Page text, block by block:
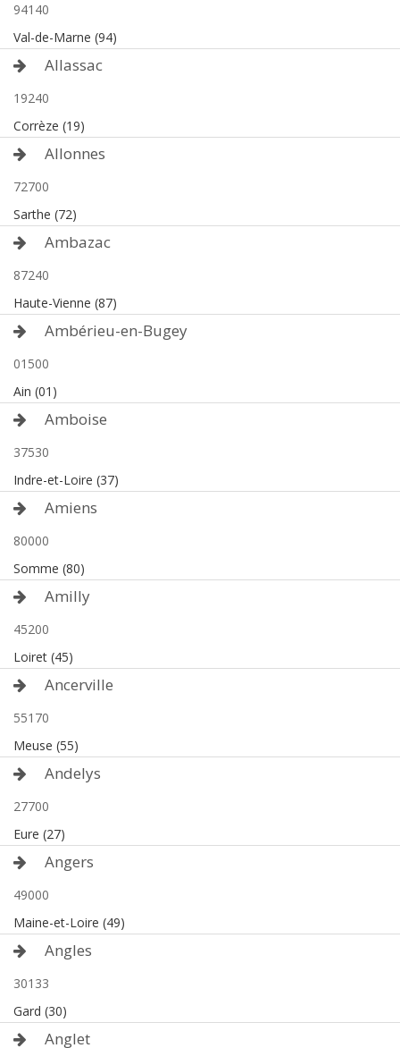
94140
Val-de-Marne (94)
Allassac
19240
Corrèze (19)
Allonnes
72700
Sarthe (72)
Ambazac
87240
Haute-Vienne (87)
Ambérieu-en-Bugey
01500
Ain (01)
Amboise
37530
Indre-et-Loire (37)
Amiens
80000
Somme (80)
Amilly
45200
Loiret (45)
Ancerville
55170
Meuse (55)
Andelys
27700
Eure (27)
Angers
49000
Maine-et-Loire (49)
Angles
30133
Gard (30)
Anglet